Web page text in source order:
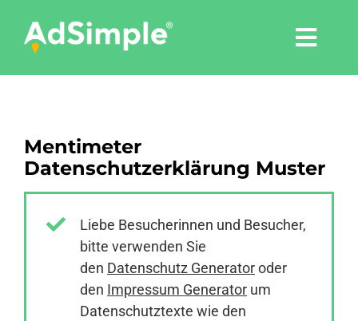
content
Tools
Pressemitteilungen
Mentimeter
Datenschutzerklärung Muster
Liebe Besucherinnen und Besucher,
bitte verwenden Sie
den Datenschutz Generatoroder
den Impressum Generator um
Datenschutztexte wie den